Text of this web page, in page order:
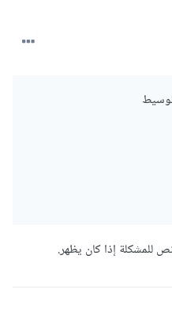
إذا كان يظهر.